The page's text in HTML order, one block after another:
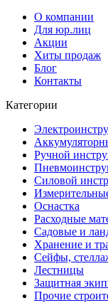
О компании
Для юр.лиц
Акции
Хиты продаж
Блог
Контакты
Категории
Ручной
Силовой
Оснастка
Расходные
Садовые и
Хранение и
Сейфы,
Лестницы
Защитная
Прочие